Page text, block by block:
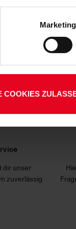
Verarbeitung
Art. 6 Abs. 1 lit. a
Ihre etwaig
Marketing
COOKIES
dir unser
zuverlässig